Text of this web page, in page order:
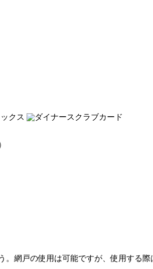
網戸の使用は可能ですが、使用する